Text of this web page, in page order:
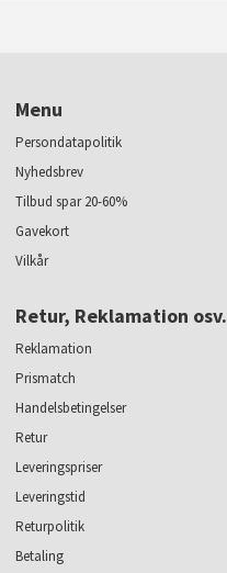
Menu
Persondatapolitik
Nyhedsbrev
Tilbud spar 20-60%
Gavekort
Vilkår
Retur, Reklamation osv.
Reklamation
Prismatch
Handelsbetingelser
Retur
Leveringspriser
Leveringstid
Returpolitik
Betaling